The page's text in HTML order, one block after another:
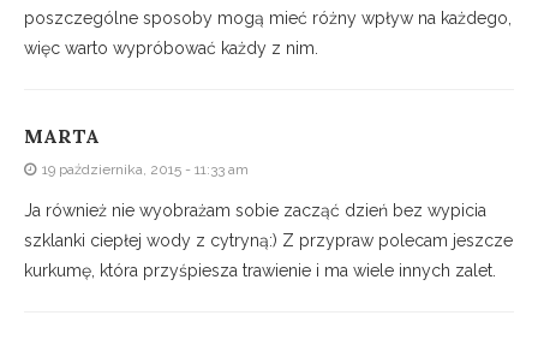
poszczególne sposoby mogą mieć różny wpływ na każdego,
więc warto wypróbować każdy z nim.
MARTA
19 października, 2015 - 11:33 am
Ja również nie wyobrażam sobie zacząć dzień bez wypicia
szklanki ciepłej wody z cytryną:) Z przypraw polecam jeszcze
kurkumę, która przyśpiesza trawienie i ma wiele innych zalet.